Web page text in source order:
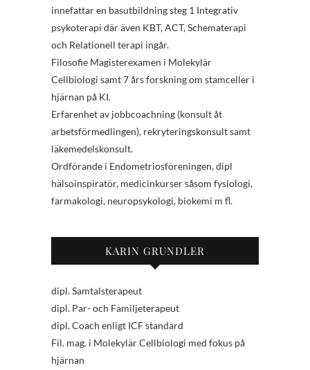
innefattar en basutbildning steg 1 Integrativ
psykoterapi där även KBT, ACT, Schematerapi
och Relationell terapi ingår.
Filosofie Magisterexamen i Molekylär
Cellbiologi samt 7 års forskning om stamceller i
hjärnan på KI.
Erfarenhet av jobbcoachning (konsult åt
arbetsförmedlingen), rekryteringskonsult samt
läkemedelskonsult.
Ordförande i Endometriosföreningen, dipl
hälsoinspiratör, medicinkurser såsom fysiologi,
farmakologi, neuropsykologi, biokemi m fl.
KARIN GRUNDLER
dipl. Samtalsterapeut
dipl. Par- och Familjeterapeut
dipl. Coach enligt ICF standard
Fil. mag. i Molekylär Cellbiologi med fokus på
hjärnan